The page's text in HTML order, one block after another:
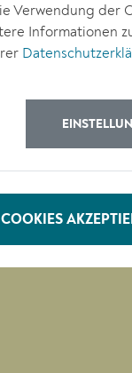
Verwendung der
Informationen